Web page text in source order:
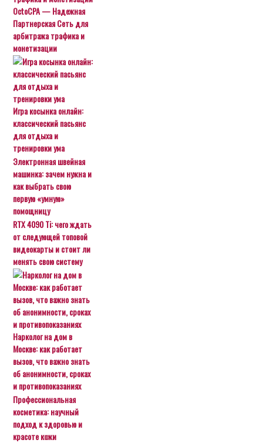
OctoCPA — Надежная
Партнерская Сеть для
арбитража трафика и
монетизации
Игра косынка онлайн:
классический пасьянс
для отдыха и
тренировки ума
Электронная швейная
машинка: зачем нужна и
как выбрать свою
первую «умную»
помощницу
RTX 4090 Ti: чего ждать
от следующей топовой
видеокарты и стоит ли
менять свою систему
Нарколог на дом в
Москве: как работает
вызов, что важно знать
об анонимности, сроках
и противопоказаниях
Профессиональная
косметика: научный
подход к здоровью и
красоте кожи